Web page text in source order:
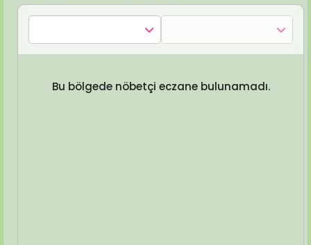
Bu bölgede nöbetçi eczane bulunamadı.